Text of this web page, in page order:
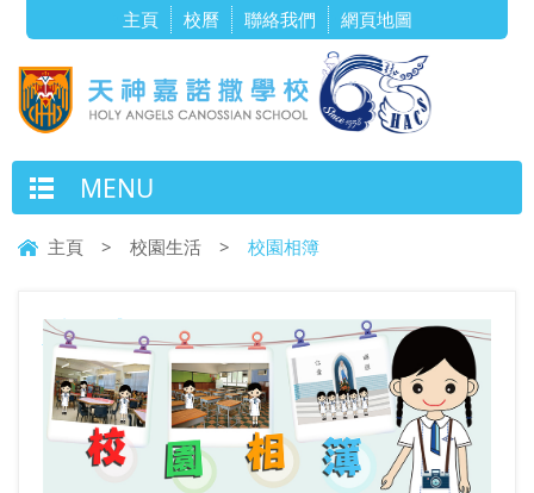
主頁 校曆 聯絡我們 網頁地圖
MENU
主頁 > 校園生活 > 校園相簿
校園相簿